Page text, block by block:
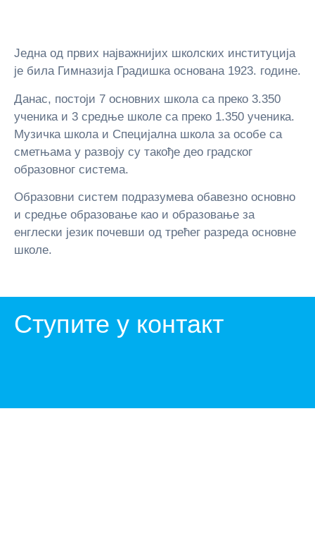
Једна од првих најважнијих школских институција
је била Гимназија Градишка основана 1923. године.
Данас, постоји 7 основних школа са преко 3.350
ученика и 3 средње школе са преко 1.350 ученика.
Музичка школа и Специјална школа за особе са
сметњама у развоју су такође део градског
образовног система.
Образовни систем подразумева обавезно основно
и средње образовање као и образовање за
енглески језик почевши од трећег разреда основне
школе.
Ступите у контакт